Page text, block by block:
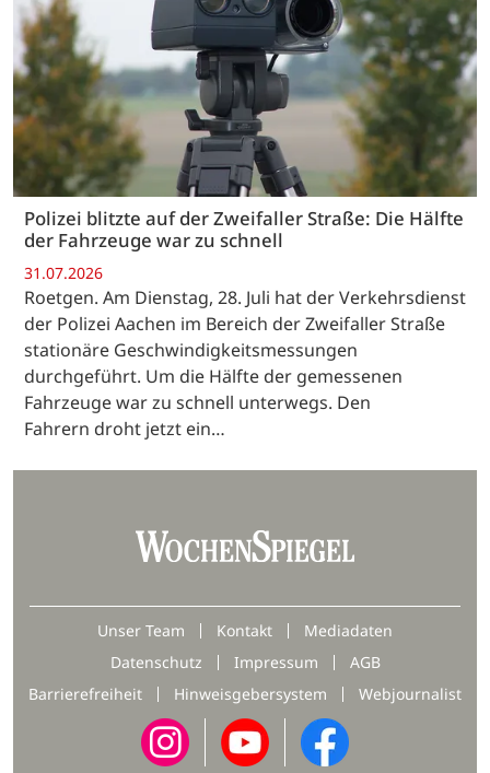
Polizei blitzte auf der Zweifaller Straße: Die Hälfte
der Fahrzeuge war zu schnell
31.07.2026
Roetgen. Am Dienstag, 28. Juli hat der Verkehrsdienst
der Polizei Aachen im Bereich der Zweifaller Straße
stationäre Geschwindigkeitsmessungen
durchgeführt. Um die Hälfte der gemessenen
Fahrzeuge war zu schnell unterwegs. Den
Fahrern droht jetzt ein…
Unser Team Kontakt
Mediadaten
Datenschutz
Impressum
AGB
Barrierefreiheit
Hinweisgebersystem Webjournalist